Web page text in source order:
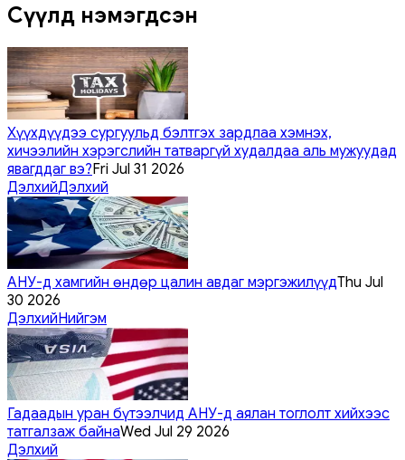
Сүүлд нэмэгдсэн
Хүүхдүүдээ сургуульд бэлтгэх зардлаа хэмнэх,
хичээлийн хэрэгслийн татваргүй худалдаа аль мужуудад
явагддаг вэ?Fri Jul 31 2026
ДэлхийДэлхий
АНУ-д хамгийн өндөр цалин авдаг мэргэжилүүдThu Jul
30 2026
ДэлхийНийгэм
Гадаадын уран бүтээлчид АНУ-д аялан тоглолт хийхээс
татгалзаж байнаWed Jul 29 2026
Дэлхий